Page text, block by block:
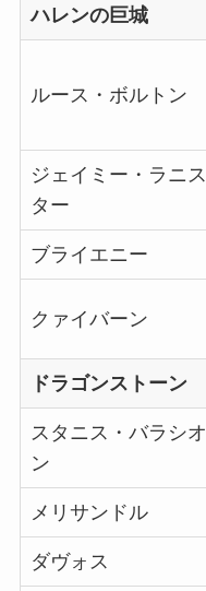
ハレンの巨城
ルース・ボルトン
ジェイミー・ラニス
ター
ブライエニー
クァイバーン
ドラゴンストーン
スタニス・バラシオ
ン
メリサンドル
ダヴォス